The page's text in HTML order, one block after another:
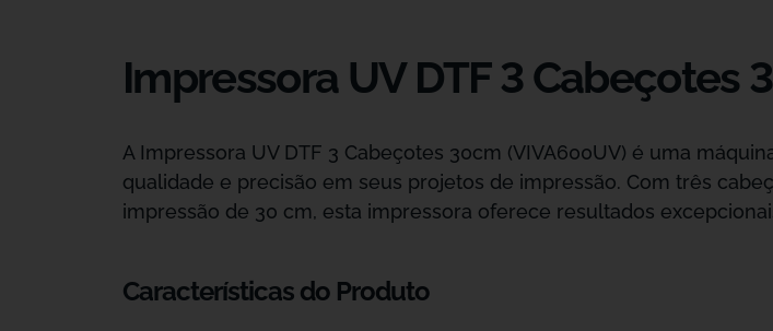
Impressora UV DTF 3 Cabeçotes
A Impressora UV DTF 3 Cabeçotes 30cm (VIVA600UV) é uma
qualidade e precisão em seus projetos de impressão. Com três
impressão de 30 cm, esta impressora oferece resultados
Características do Produto